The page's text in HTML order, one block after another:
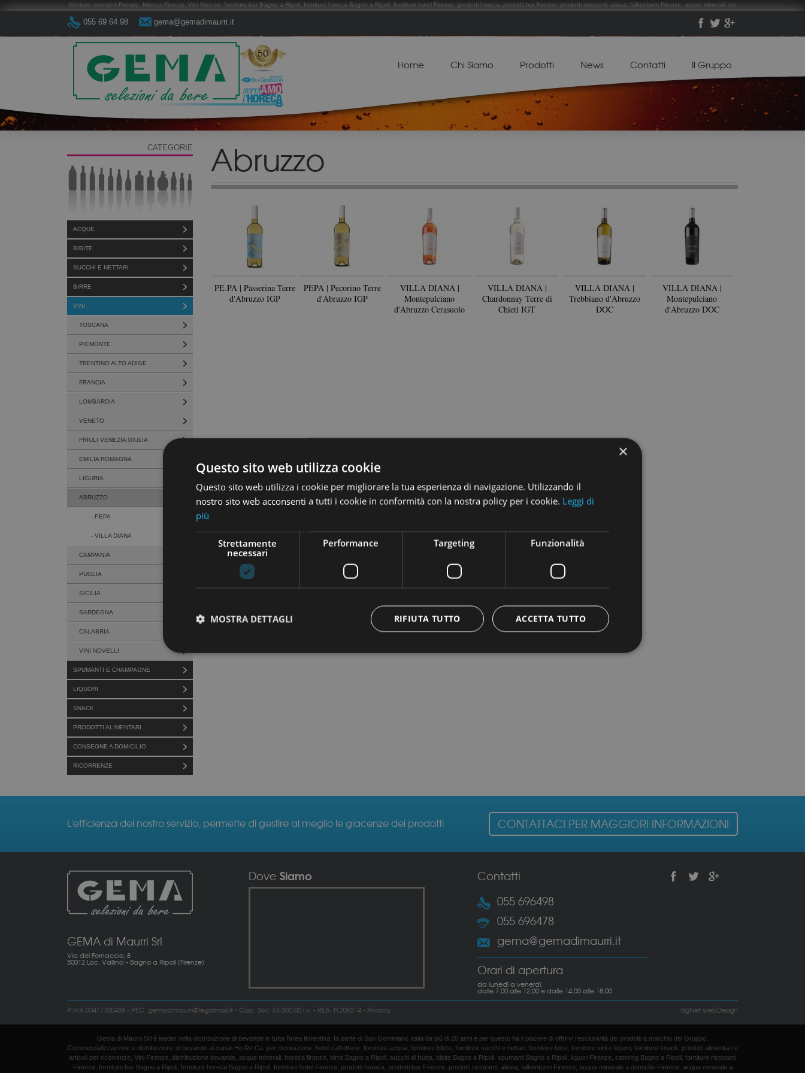
forniture ristoranti Firenze, Horeca Firenze, Vini Firenze, forniture bar Bagno a Ripoli, forniture horeca Bagno a Ripoli, forniture hotel Firenze, prodotti horeca, prodotti bar Firenze, prodotti ristoranti, alisea, falkenturm Firenze, acque minerali, dis
055 69 64 98 gema@gemadimaurri.it
Home Chi Siamo Prodotti News Contatti Il Gruppo
CATEGORIE
ACQUE
BIBITE
SUCCHI E NETTARI
BIRRE
VINI
TOSCANA
PIEMONTE
TRENTINO ALTO ADIGE
FRANCIA
LOMBARDIA
VENETO
FRIULI VENEZIA GIULIA
EMILIA ROMAGNA
LIGURIA
ABRUZZO
- PEPA
- VILLA DIANA
CAMPANIA
PUGLIA
SICILIA
SARDEGNA
CALABRIA
VINI NOVELLI
SPUMANTI E CHAMPAGNE
LIQUORI
SNACK
PRODOTTI ALIMENTARI
CONSEGNE A DOMICILIO
RICORRENZE
Abruzzo
PE.PA | Passerina Terre
d'Abruzzo IGP
PEPA | Pecorino Terre
d'Abruzzo IGP
VILLA DIANA |
Montepulciano
d'Abruzzo Cerasuolo
VILLA DIANA |
Chardonnay Terre di
Chieti IGT
VILLA DIANA |
Trebbiano d'Abruzzo
DOC
VILLA DIANA |
Montepulciano
d'Abruzzo DOC
L'efficienza del nostro servizio, permette di gestire al meglio le giacenze dei prodotti CONTATTACI PER MAGGIORI INFORMAZIONI
GEMA di Maurri Srl
Via del Fornaccio, 8
50012 Loc. Vallina - Bagno a Ripoli (Firenze)
Dove Siamo
Contatti
055 696498
055 696478
gema@gemadimaurri.it
Orari di apertura
da lunedì a venerdì:
dalle 7,00 alle 12,00 e dalle 14,00 alle 18,00
P.IVA 00477700488 - PEC. gemadimaurri@legalmail.it - Cap. Soc. 63.000,00 i.v. - REA. FI 206314 - Privacy dgNet webDesign
Gema di Maurri Srl è leader nella distribuzione di bevande in tutta l'area fiorentina: fa parte di San Geminiano Italia da più di 20 anni e per questo ha il piacere di offrirvi l’esclusività dei prodotti a marchio del Gruppo.
Commercializzazione e distribuzione di bevande ai canali Ho.Re.Ca. per ristorazione, hotel caffetterie: fornitore acqua, fornitore bibite, fornitore succhi e nettari, fornitore birre, fornitore vini e liquori, fornitore snack, prodotti alimentari e
articoli per ricorrenze, Vini Firenze, distribuzione bevande, acque minerali, horeca firenze, birre Bagno a Ripoli, succhi di frutta, bibite Bagno a Ripoli, spumanti Bagno a Ripoli, liquori Firenze, catering Bagno a Ripoli, forniture ristoranti
Firenze, forniture bar Bagno a Ripoli, forniture horeca Bagno a Ripoli, forniture hotel Firenze, prodotti horeca, prodotti bar Firenze, prodotti ristoranti, alisea, falkenturm Firenze, acqua minerale a domicilio Firenze, acqua minerale a
×
Questo sito web utilizza cookie
Questo sito web utilizza i cookie per migliorare la tua esperienza di navigazione. Utilizzando il
nostro sito web acconsenti a tutti i cookie in conformità con la nostra policy per i cookie. Leggi di
più
Strettamente
necessari
Performance Targeting Funzionalità
ACCETTA TUTTO
RIFIUTA TUTTO
MOSTRA DETTAGLI